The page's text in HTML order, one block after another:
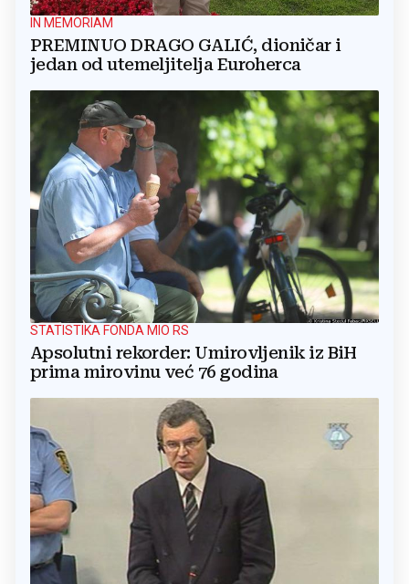
IN MEMORIAM
PREMINUO DRAGO GALIĆ, dioničar i
jedan od utemeljitelja Euroherca
STATISTIKA FONDA MIO RS
Apsolutni rekorder: Umirovljenik iz BiH
prima mirovinu već 76 godina